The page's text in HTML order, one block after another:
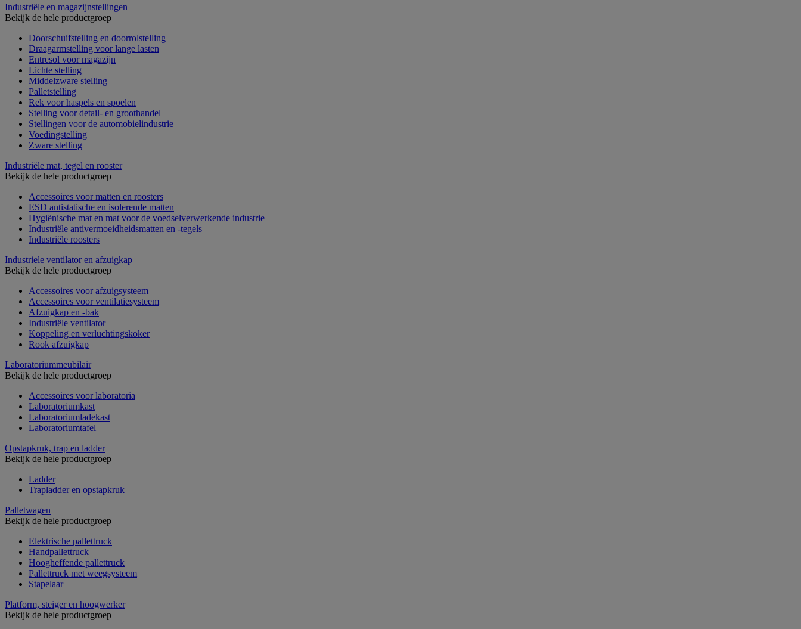
Industriële en magazijnstellingen
Bekijk de hele productgroep
Doorschuifstelling en doorrolstelling
Draagarmstelling voor lange lasten
Entresol voor magazijn
Lichte stelling
Middelzware stelling
Palletstelling
Rek voor haspels en spoelen
Stelling voor detail- en groothandel
Stellingen voor de automobielindustrie
Voedingstelling
Zware stelling
Industriële mat, tegel en rooster
Bekijk de hele productgroep
Accessoires voor matten en roosters
ESD antistatische en isolerende matten
Hygiënische mat en mat voor de voedselverwerkende industrie
Industriële antivermoeidheidsmatten en -tegels
Industriële roosters
Industriele ventilator en afzuigkap
Bekijk de hele productgroep
Accessoires voor afzuigsysteem
Accessoires voor ventilatiesysteem
Afzuigkap en -bak
Industriële ventilator
Koppeling en verluchtingskoker
Rook afzuigkap
Laboratoriummeubilair
Bekijk de hele productgroep
Accessoires voor laboratoria
Laboratoriumkast
Laboratoriumladekast
Laboratoriumtafel
Opstapkruk, trap en ladder
Bekijk de hele productgroep
Ladder
Trapladder en opstapkruk
Palletwagen
Bekijk de hele productgroep
Elektrische pallettruck
Handpallettruck
Hoogheffende pallettruck
Pallettruck met weegsysteem
Stapelaar
Platform, steiger en hoogwerker
Bekijk de hele productgroep